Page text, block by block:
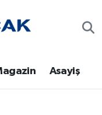
Asayiş